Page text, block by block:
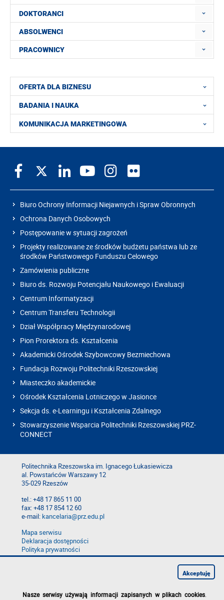
DOKTORANCI
ABSOLWENCI
PRACOWNICY
OFERTA DLA BIZNESU
BADANIA I NAUKA
KOMUNIKACJA MARKETINGOWA
Biuro Ochrony Informacji Niejawnych i Spraw Obronnych
Ochrona Danych Osobowych
Postępowanie w sytuacji zagrożeń
Projekty realizowane ze środków budżetu państwa lub ze
środków Państwowego Funduszu Celowego
Zamówienia publiczne
Biuro ds. Rozwoju Potencjału Naukowego i Ewaluacji
Centrum Informatyzacji
Centrum Transferu Technologii
Dział Współpracy Międzynarodowej
Pion Prorektora ds. Kształcenia
Akademicki Ośrodek Szybowcowy Bezmiechowa
Fundacja Rozwoju Politechniki Rzeszowskiej
Miasteczko akademickie
Ośrodek Kształcenia Lotniczego w Jasionce
Sekcja ds. e-Learningu i Kształcenia Zdalnego
Stowarzyszenie Wsparcia Politechniki Rzeszowskiej PRZ-
CONNECT
Politechnika Rzeszowska im. Ignacego Łukasiewicza
al. Powstańców Warszawy 12
35-029 Rzeszów
tel.: +48 17 865 11 00
fax: +48 17 854 12 60
e-mail:kancelaria@prz.edu.pl
Mapa serwisu
Deklaracja dostępności
Polityka prywatności
Zgłoś błąd na stronie
Nasze serwisy używają informacji zapisanych w plikach cookies
Akceptuję